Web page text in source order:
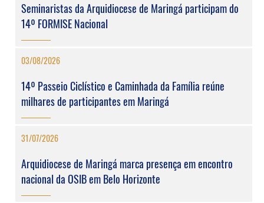
Seminaristas da Arquidiocese de Maringá participam do
14º FORMISE Nacional
03/08/2026
14º Passeio Ciclístico e Caminhada da Família reúne
milhares de participantes em Maringá
31/07/2026
Arquidiocese de Maringá marca presença em encontro
nacional da OSIB em Belo Horizonte